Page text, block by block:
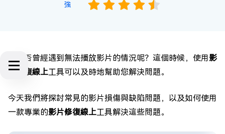
強
您是否曾經遇到無法播放影片的情況呢？這個時候，使用影
片修復線上工具可以及時地幫助您解決問題。
今天我們將探討常見的影片損傷與缺陷問題，以及如何使用
一款專業的影片修復線上工具解決這些問題。